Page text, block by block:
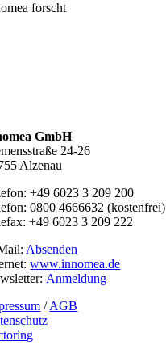
forscht
GmbH
24-26
Alzenau
+49 6023 3 209 200
0800 4666632 (kostenfrei)
+49 6023 3 209 222
Absenden
www.innomea.de
Anmeldung
/AGB